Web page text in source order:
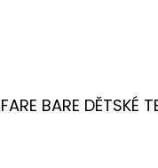
FARE BARE DĚTSKÉ